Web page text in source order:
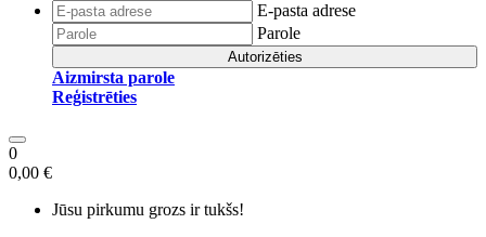
E-pasta adrese
Parole
Autorizēties
Aizmirsta parole
Reģistrēties
0
0,00 €
Jūsu pirkumu grozs ir tukšs!